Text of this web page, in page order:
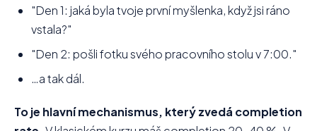
"Den 1: jaká byla tvoje první myšlenka, když jsi ráno
vstala?"
"Den 2: pošli fotku svého pracovního stolu v 7:00."
…a tak dál.
To je hlavní mechanismus, který zvedá completion